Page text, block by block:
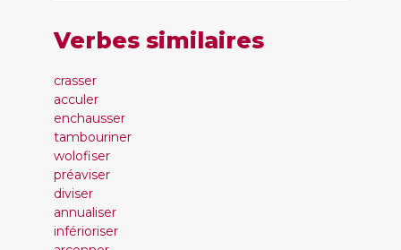
Verbes similaires
crasser
acculer
enchausser
tambouriner
wolofiser
préaviser
diviser
annualiser
inférioriser